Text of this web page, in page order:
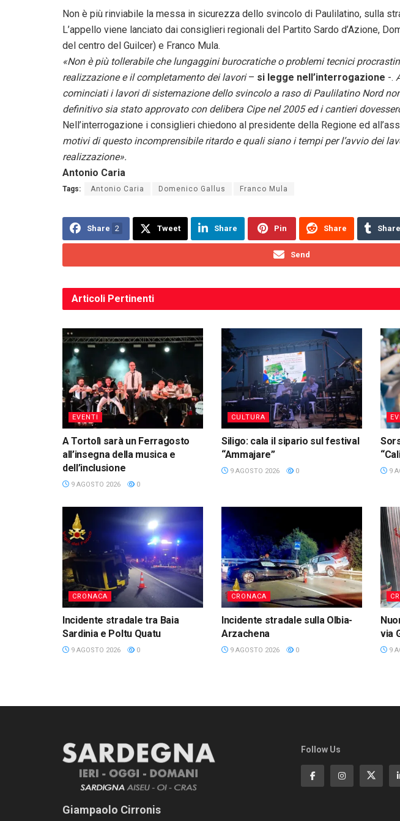
Non è più rinviabile la messa in sicurezza dello svincolo di Paulilatino, sulla
L’appello viene lanciato dai consiglieri regionali del Partito Sardo d’Azione,
del centro del Guilcer) e Franco Mula.
«Non è più tollerabile che lungaggini burocratiche o problemi tecnici
realizzazione e il completamento dei lavori– si legge nell’interrogazione -.
cominciati i lavori di sistemazione dello svincolo a raso di Paulilatino Nord
definitivo sia stato approvato con delibera Cipe nel 2005 ed i cantieri
Nell’interrogazione i consiglieri chiedono al presidente della Regione ed
motivi di questo incomprensibile ritardo e quali siano i tempi per l’avvio dei
realizzazione».
Antonio Caria
Tags: Antonio Caria Domenico Gallus Franco Mula
Share 2 Tweet Share Pin Share Share
Send
Articoli Pertinenti
EVENTI
A Tortolì sarà un Ferragosto
all’insegna della musica e
dell’inclusione
9 AGOSTO 2026 0
CULTURA
Siligo: cala il sipario sul festival
“Ammajare”
9 AGOSTO 2026 0 9
CRONACA
Incidente stradale tra Baia
Sardinia e Poltu Quatu
9 AGOSTO 2026 0
CRONACA
Incidente stradale sulla Olbia-
Arzachena
9 AGOSTO 2026 0
via
9
Giampaolo Cirronis
Follow Us